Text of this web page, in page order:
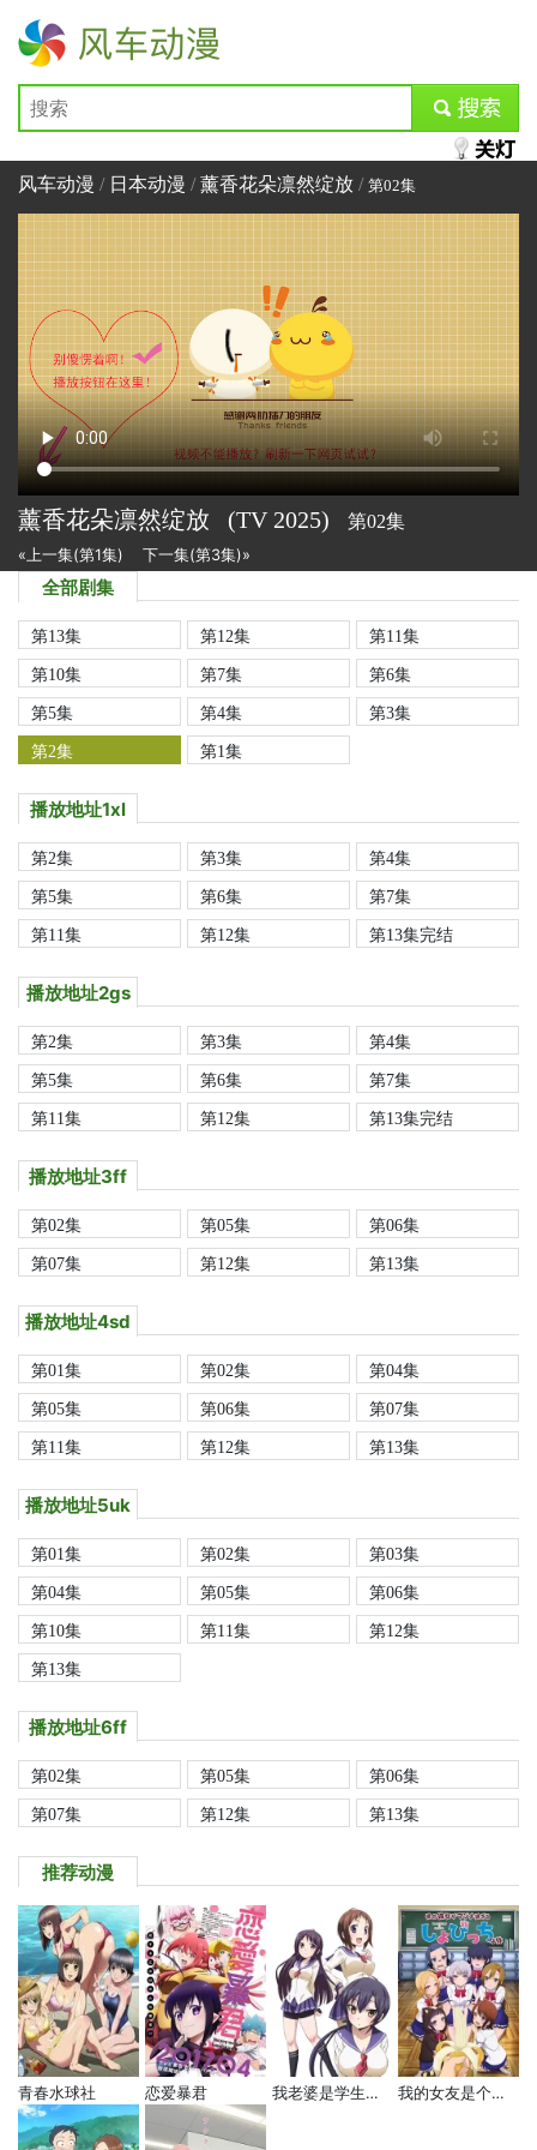
风车动漫
submit
风车动漫 / 日本动漫 /薰香花朵凛然绽放 / 第02集
薰香花朵凛然绽放 (TV 2025) 第02集
«上一集(第1集) 下一集(第3集)»
全部剧集
第13集 第12集
第11集
第10集
第7集
第6集
第5集
第4集
第3集
第2集
第1集
播放地址1xl
第2集 第3集
第4集
第5集
第6集
第7集
第11集
第12集 第13集完结
播放地址2gs
第2集 第3集
第4集
第5集
第6集
第7集
第11集
第12集 第13集完结
播放地址3ff
第02集 第05集
第06集
第07集
第12集 第13集
播放地址4sd
第01集 第02集
第04集
第05集
第06集
第07集
第11集
第12集 第13集
播放地址5uk
第01集 第02集
第03集
第04集
第05集
第06集
第10集
第11集
第12集
第13集
播放地址6ff
第02集 第05集
第06集
第07集
第12集 第13集
推荐动漫
青春水球社 恋爱暴君 我老婆是学生会长 第二季 我的女友是个过度认真的处女碧池